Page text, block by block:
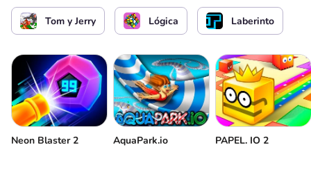
El control de Jerry
Tom y Jerry Lógica Laberinto
Neon Blaster 2 AquaPark.io PAPEL. IO 2